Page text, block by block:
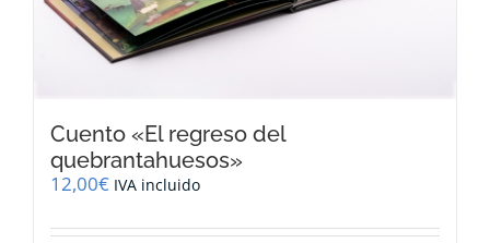
Cuento «El regreso del
quebrantahuesos»
12,00€ IVA incluido